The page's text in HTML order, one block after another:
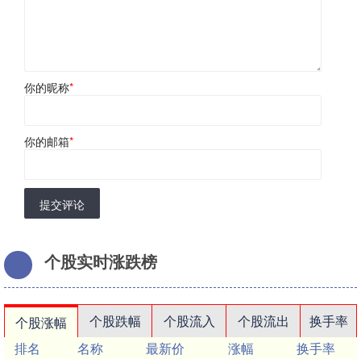
你的昵称*
你的邮箱*
提交评论
个股实时涨跌榜
个股涨幅 个股跌幅 个股流入 个股流出
换手率
排名
名称 最新价 涨幅
换手率